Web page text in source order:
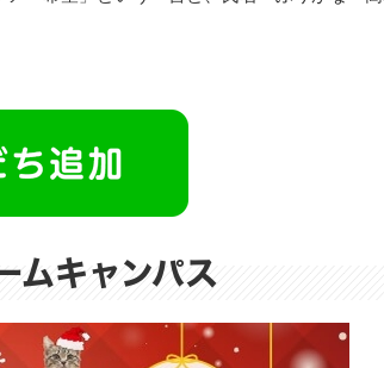
ムキャンパス